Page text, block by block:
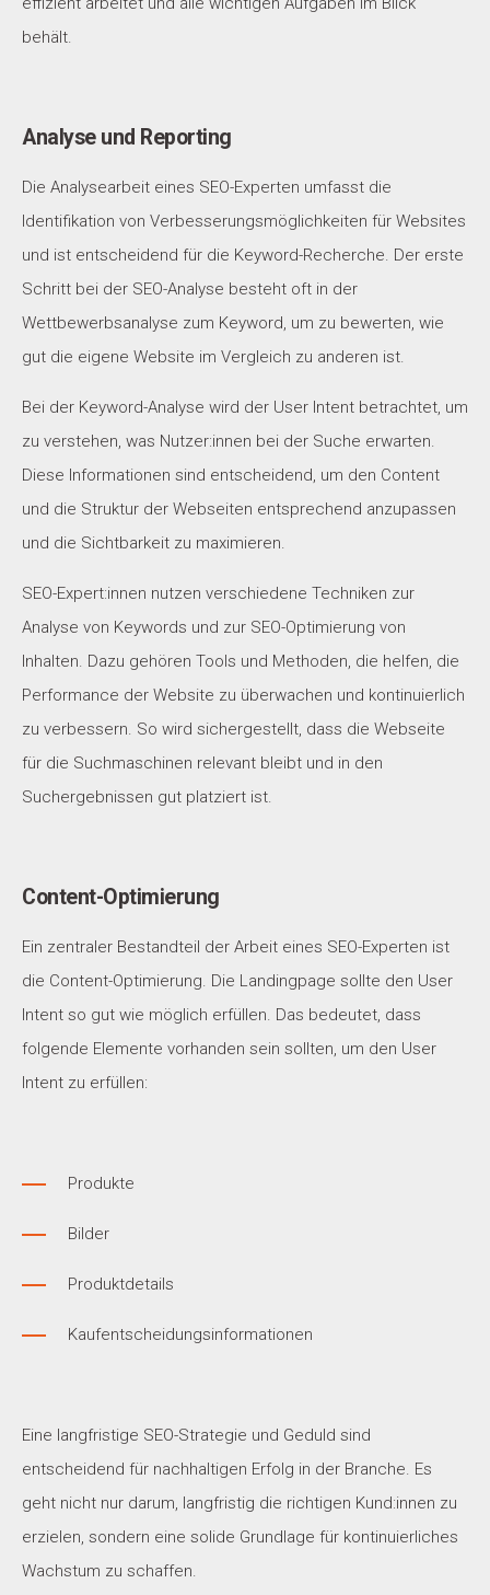
behält.
Analyse und Reporting
Die Analysearbeit eines SEO-Experten umfasst die
Identifikation von Verbesserungsmöglichkeiten für Websites
und ist entscheidend für die Keyword-Recherche. Der erste
Schritt bei der SEO-Analyse besteht oft in der
Wettbewerbsanalyse zum Keyword, um zu bewerten, wie
gut die eigene Website im Vergleich zu anderen ist.
Bei der Keyword-Analyse wird der User Intent betrachtet, um
zu verstehen, was Nutzer:innen bei der Suche erwarten.
Diese Informationen sind entscheidend, um den Content
und die Struktur der Webseiten entsprechend anzupassen
und die Sichtbarkeit zu maximieren.
SEO-Expert:innen nutzen verschiedene Techniken zur
Analyse von Keywords und zur SEO-Optimierung von
Inhalten. Dazu gehören Tools und Methoden, die helfen, die
Performance der Website zu überwachen und kontinuierlich
zu verbessern. So wird sichergestellt, dass die Webseite
für die Suchmaschinen relevant bleibt und in den
Suchergebnissen gut platziert ist.
Content-Optimierung
Ein zentraler Bestandteil der Arbeit eines SEO-Experten ist
die Content-Optimierung. Die Landingpage sollte den User
Intent so gut wie möglich erfüllen. Das bedeutet, dass
folgende Elemente vorhanden sein sollten, um den User
Intent zu erfüllen:
Produkte
Bilder
Produktdetails
Kaufentscheidungsinformationen
Eine langfristige SEO-Strategie und Geduld sind
entscheidend für nachhaltigen Erfolg in der Branche. Es
geht nicht nur darum, langfristig die richtigen Kund:innen zu
erzielen, sondern eine solide Grundlage für kontinuierliches
Wachstum zu schaffen.